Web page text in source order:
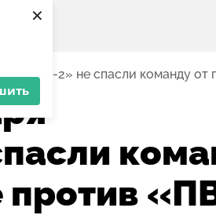
×
2» не спасли команду
против